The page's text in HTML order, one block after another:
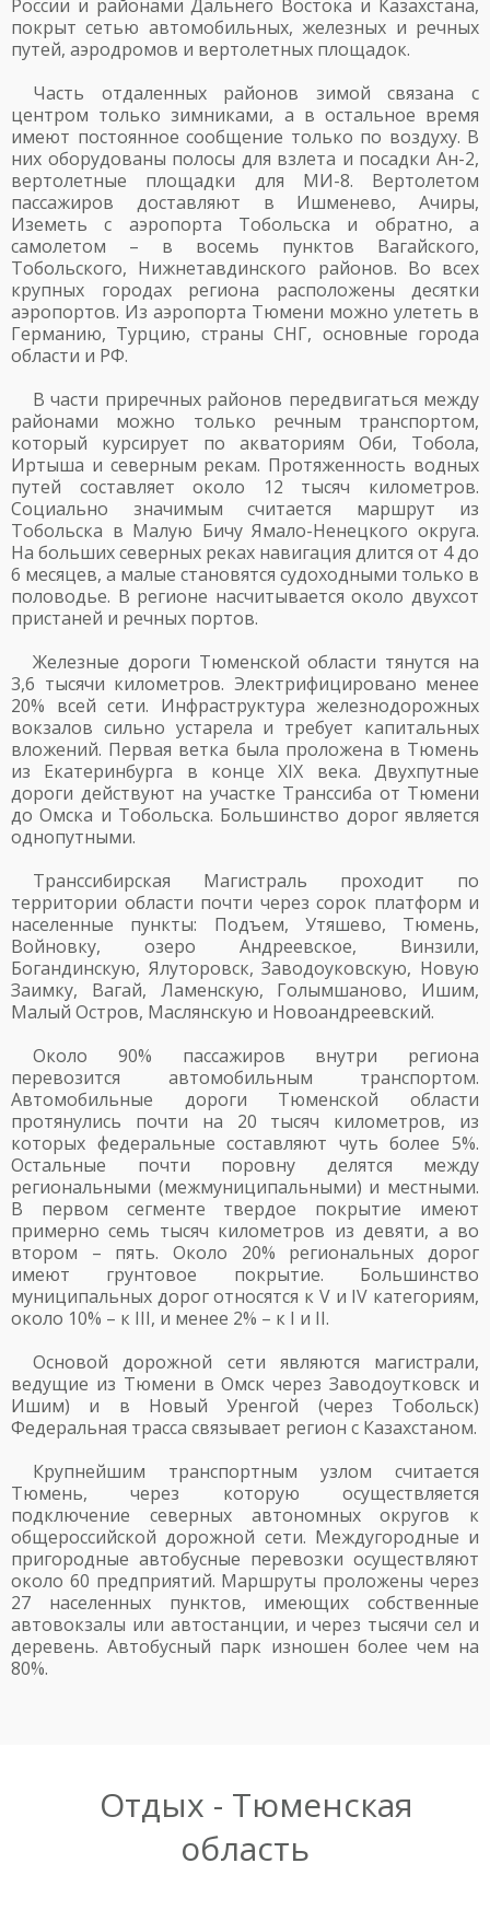
России и районами Дальнего Востока и Казахстана,
покрыт сетью автомобильных, железных и речных
путей, аэродромов и вертолетных площадок.
Часть отдаленных районов зимой связана с
центром только зимниками, а в остальное время
имеют постоянное сообщение только по воздуху. В
них оборудованы полосы для взлета и посадки Ан-2,
вертолетные площадки для МИ-8. Вертолетом
пассажиров доставляют в Ишменево, Ачиры,
Иземеть с аэропорта Тобольска и обратно, а
самолетом – в восемь пунктов Вагайского,
Тобольского, Нижнетавдинского районов. Во всех
крупных городах региона расположены десятки
аэропортов. Из аэропорта Тюмени можно улететь в
Германию, Турцию, страны СНГ, основные города
области и РФ.
В части приречных районов передвигаться между
районами можно только речным транспортом,
который курсирует по акваториям Оби, Тобола,
Иртыша и северным рекам. Протяженность водных
путей составляет около 12 тысяч километров.
Социально значимым считается маршрут из
Тобольска в Малую Бичу Ямало-Ненецкого округа.
На больших северных реках навигация длится от 4 до
6 месяцев, а малые становятся судоходными только в
половодье. В регионе насчитывается около двухсот
пристаней и речных портов.
Железные дороги Тюменской области тянутся на
3,6 тысячи километров. Электрифицировано менее
20% всей сети. Инфраструктура железнодорожных
вокзалов сильно устарела и требует капитальных
вложений. Первая ветка была проложена в Тюмень
из Екатеринбурга в конце XIX века. Двухпутные
дороги действуют на участке Транссиба от Тюмени
до Омска и Тобольска. Большинство дорог является
однопутными.
Транссибирская Магистраль проходит по
территории области почти через сорок платформ и
населенные пункты: Подъем, Утяшево, Тюмень,
Войновку, озеро Андреевское, Винзили,
Богандинскую, Ялуторовск, Заводоуковскую, Новую
Заимку, Вагай, Ламенскую, Голымшаново, Ишим,
Малый Остров, Маслянскую и Новоандреевский.
Около 90% пассажиров внутри региона
перевозится автомобильным транспортом.
Автомобильные дороги Тюменской области
протянулись почти на 20 тысяч километров, из
которых федеральные составляют чуть более 5%.
Остальные почти поровну делятся между
региональными (межмуниципальными) и местными.
В первом сегменте твердое покрытие имеют
примерно семь тысяч километров из девяти, а во
втором – пять. Около 20% региональных дорог
имеют грунтовое покрытие. Большинство
муниципальных дорог относятся к V и IV категориям,
около 10% – к III, и менее 2% – к I и II.
Основой дорожной сети являются магистрали,
ведущие из Тюмени в Омск через Заводоутковск и
Ишим) и в Новый Уренгой (через Тобольск)
Федеральная трасса связывает регион с Казахстаном.
Крупнейшим транспортным узлом считается
Тюмень, через которую осуществляется
подключение северных автономных округов к
общероссийской дорожной сети. Междугородные и
пригородные автобусные перевозки осуществляют
около 60 предприятий. Маршруты проложены через
27 населенных пунктов, имеющих собственные
автовокзалы или автостанции, и через тысячи сел и
деревень. Автобусный парк изношен более чем на
80%.
Отдых - Тюменская
область